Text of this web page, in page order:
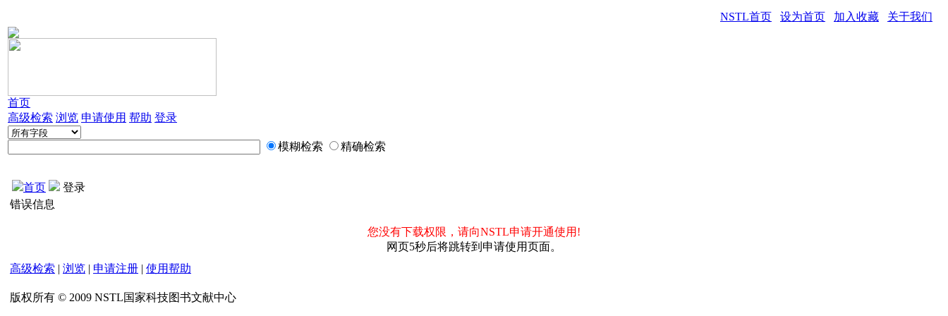
NSTL首页 设为首页 加入收藏 关于我们
首页
高级检索 浏览 申请使用 帮助 登录
模糊检索 精确检索
首页
登录
错误信息
您没有下载权限，请向NSTL申请开通使用!
网页5秒后将跳转到申请使用页面。
高级检索 | 浏览 | 申请注册 | 使用帮助
版权所有 © 2009 NSTL国家科技图书文献中心